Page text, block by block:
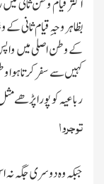
اکثر قیام وطن ثانی
بظاہر وجہِ قیام ثانی
کے وطن اصلی میں
کہیں سے سفر کرتا ہوا
رباعیہ کو پورا
توجروا
جبکہ وہ دوسری جگہ